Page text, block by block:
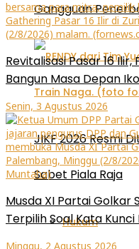
Gangguan
JIKF 2026 Resmi
Sabet Piala Raja
Hukum
Revitalisasi Pasar 16
Bangun Masa Depan
Senin, 3 Agustus 2026
Musda XI Partai Golkar
Terpilih Soal Kata
Minggu, 2 Agustus 2026